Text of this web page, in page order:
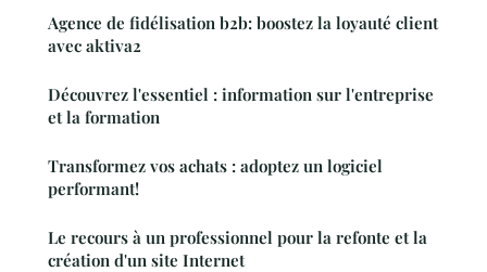
Agence de fidélisation b2b: boostez la loyauté client
avec aktiva2
Découvrez l'essentiel : information sur l'entreprise
et la formation
Transformez vos achats : adoptez un logiciel
performant!
Le recours à un professionnel pour la refonte et la
création d'un site Internet